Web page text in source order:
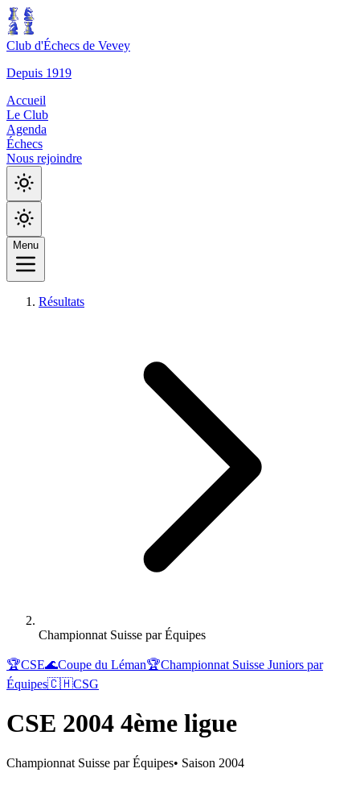
Club d'Échecs de Vevey
Depuis 1919
Accueil
Le Club
Agenda
Échecs
Nous rejoindre
Menu
Résultats
Championnat Suisse par Équipes
🏆CSE🌊Coupe du Léman🏆Championnat Suisse Juniors par
Équipes🇨🇭CSG
CSE 2004 4ème ligue
Championnat Suisse par Équipes• Saison 2004